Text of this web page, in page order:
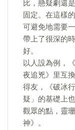
比，懸疑劇還
固定。在這樣
可避免地需要
帶上了很深的
好。
以人設為例，
夜追兇》里互
得友，《破冰
疑」的基礎上
觀眾的點，靈
神》。